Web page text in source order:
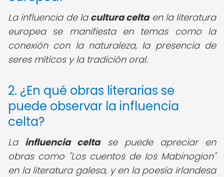
La influencia de la cultura celtaen la literatura
europea se manifiesta en temas como la
conexión con la naturaleza, la presencia de
seres míticos y la tradición oral.
2. ¿En qué obras literarias se
puede observar la influencia
celta?
La influencia celtase puede apreciar en
obras como "Los cuentos de los Mabinogion"
en la literatura galesa, y en la poesía irlandesa